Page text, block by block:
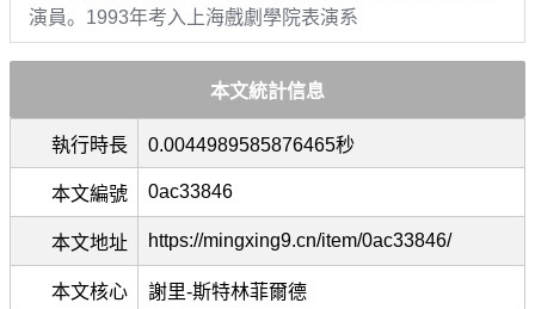
演員。1993年考入上海戲劇學院表演系
本文統計信息
執行時長 0.0044989585876465秒
本文編號 0ac33846
本文地址 https://mingxing9.cn/item/0ac33846/
本文核心 謝里-斯特林菲爾德